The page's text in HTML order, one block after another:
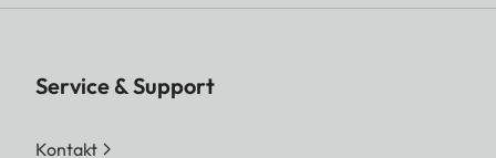
Service & Support
Kontakt